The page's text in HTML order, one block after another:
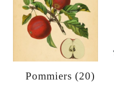
Pommiers (20)